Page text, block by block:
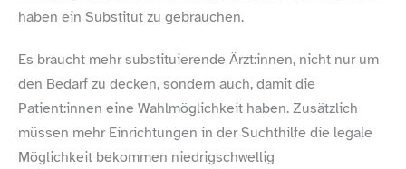
haben ein Substitut zu gebrauchen.
Es braucht mehr substituierende Ärzt:innen, nicht nur um
den Bedarf zu decken, sondern auch, damit die
Patient:innen eine Wahlmöglichkeit haben. Zusätzlich
müssen mehr Einrichtungen in der Suchthilfe die legale
Möglichkeit bekommen niedrigschwellig